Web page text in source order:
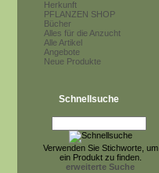
Herkunft
PFLANZEN SHOP
Bücher
Alles für die Anzucht
Alle Artikel
Angebote
Neue Produkte
Schnellsuche
Verwenden Sie Stichworte, um
ein Produkt zu finden.
erweiterte Suche